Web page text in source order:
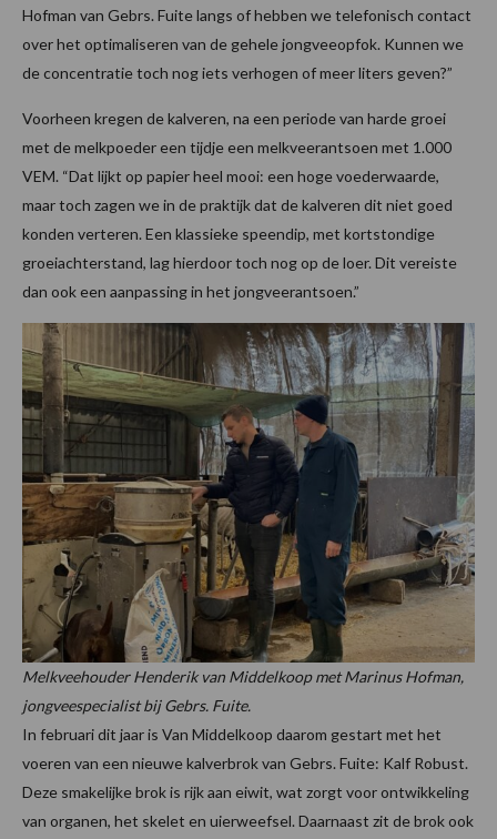
Hofman van Gebrs. Fuite langs of hebben we telefonisch contact
over het optimaliseren van de gehele jongveeopfok. Kunnen we
de concentratie toch nog iets verhogen of meer liters geven?”
Voorheen kregen de kalveren, na een periode van harde groei
met de melkpoeder een tijdje een melkveerantsoen met 1.000
VEM. “Dat lijkt op papier heel mooi: een hoge voederwaarde,
maar toch zagen we in de praktijk dat de kalveren dit niet goed
konden verteren. Een klassieke speendip, met kortstondige
groeiachterstand, lag hierdoor toch nog op de loer. Dit vereiste
dan ook een aanpassing in het jongveerantsoen.”
Melkveehouder Henderik van Middelkoop met Marinus Hofman,
jongveespecialist bij Gebrs. Fuite.
In februari dit jaar is Van Middelkoop daarom gestart met het
voeren van een nieuwe kalverbrok van Gebrs. Fuite: Kalf Robust.
Deze smakelijke brok is rijk aan eiwit, wat zorgt voor ontwikkeling
van organen, het skelet en uierweefsel. Daarnaast zit de brok ook